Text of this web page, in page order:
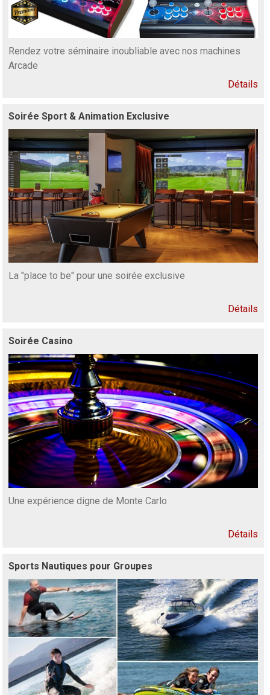
Rendez votre séminaire inoubliable avec nos machines
Arcade
Détails
Soirée Sport & Animation Exclusive
La "place to be" pour une soirée exclusive
Détails
Soirée Casino
Une expérience digne de Monte Carlo
Détails
Sports Nautiques pour Groupes